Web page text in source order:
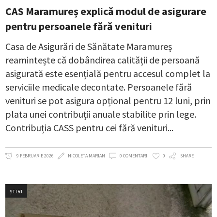
CAS Maramureș explică modul de asigurare
pentru persoanele fără venituri
Casa de Asigurări de Sănătate Maramureș
reamintește că dobândirea calității de persoană
asigurată este esențială pentru accesul complet la
serviciile medicale decontate. Persoanele fără
venituri se pot asigura opțional pentru 12 luni, prin
plata unei contribuții anuale stabilite prin lege.
Contribuția CASS pentru cei fără venituri
9 FEBRUARIE 2026 NICOLETA MARIAN 0 COMENTARII 0 SHARE
ȘTIRI